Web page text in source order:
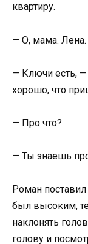
квартиру.
— О, мама.
— Ключи есть, —
хорошо, что
— Про что?
— Ты знаешь
Роман поставил
был высоким,
наклонять
голову и